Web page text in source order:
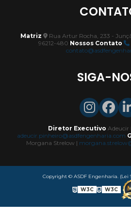
Montagem de estrutura metálica
Manutenção de estrutura metálica
Manutenção de estrutura metálica
Manutenção de estrutura metálica
Fabricação e montagem de
Fabricação e montagem de
Fabricação e montagem de
Matriz
Rua Artur Rocha, 233 -
96212-480 Nossos Contato
SIGA-
Diretor Executivo Adeucir
adeucir.pinheiro@asdfengenharia.com
Morgana Strelow |
Copyright © ASDF Engenharia. (Lei
W3C W3C